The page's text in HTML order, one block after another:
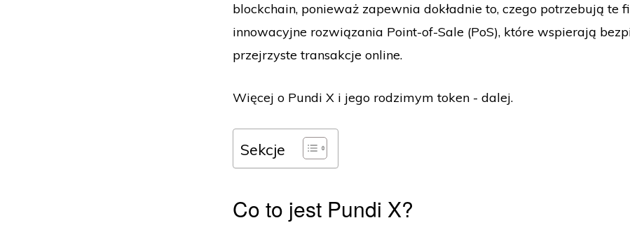
blockchain, ponieważ zapewnia dokładnie to, czego potrzebują te
innowacyjne rozwiązania Point-of-Sale (PoS), które wspierają
przejrzyste transakcje online.
Więcej o Pundi X i jego rodzimym token - dalej.
Sekcje
Co to jest Pundi X?